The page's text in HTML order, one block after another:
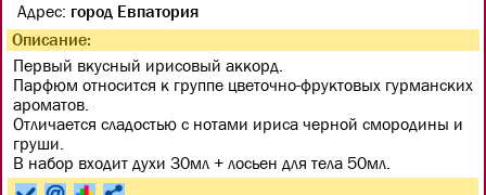
Адрес: город Евпатория
Описание:
Первый вкусный ирисовый аккорд.
Парфюм относится к группе цветочно-фруктовых гурманских
ароматов.
Отличается сладостью с нотами ириса черной смородины и
груши.
В набор входит духи 30мл + лосьен для тела 50мл.